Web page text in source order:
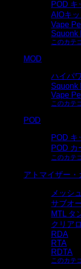
POD キ
AIOキッ
Vape
Squonk
このカテ
MOD
ハイパ
Squonk
Vape
このカテ
POD
POD キ
POD カ
このカテ
アトマイザー
メッシ
サブオ
MTL タ
クリア
RDA
RTA
RDTA
このカテ